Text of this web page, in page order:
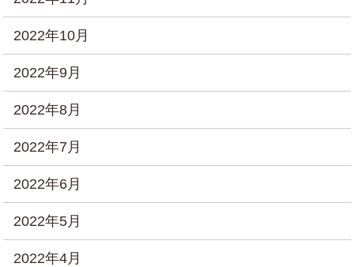
2022年10月
2022年9月
2022年8月
2022年7月
2022年6月
2022年5月
2022年4月